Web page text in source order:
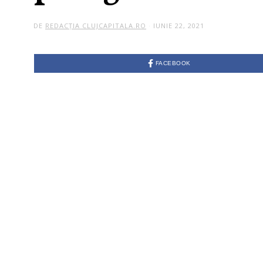
DE REDACȚIA CLUJCAPITALA.RO IUNIE 22, 2021
FACEBOOK